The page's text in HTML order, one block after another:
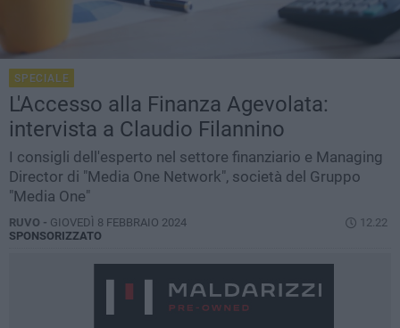
SPECIALE
L'Accesso alla Finanza Agevolata:
intervista a Claudio Filannino
I consigli dell'esperto nel settore finanziario e Managing
Director di "Media One Network", società del Gruppo
"Media One"
RUVO - GIOVEDÌ 8 FEBBRAIO 2024
12.22
SPONSORIZZATO